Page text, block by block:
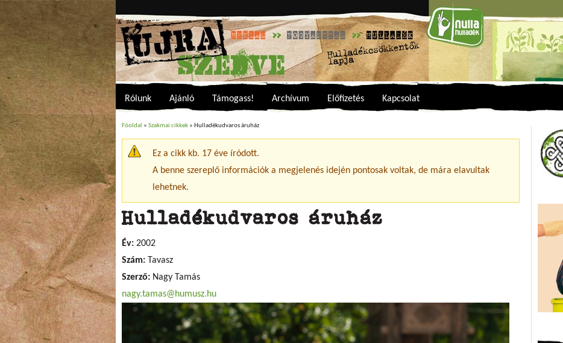
Rólunk Ajánló Támogass! Archívum Előfizetés Kapcsolat
Jelenlegi hely
Főoldal » Szakmai cikkek » Hulladékudvaros áruház
Figyelmeztető üzenet
Ez a cikk kb. 17 éve íródott.
A benne szereplő információk a megjelenés idején pontosak voltak, de mára elavultak
lehetnek.
Hulladékudvaros áruház
Év: 2002
Szám: Tavasz
Szerző: Nagy Tamás
nagy.tamas@humusz.hu